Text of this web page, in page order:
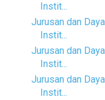
Instit...
Jurusan dan
Instit...
Jurusan dan
Instit...
Jurusan dan
Instit...